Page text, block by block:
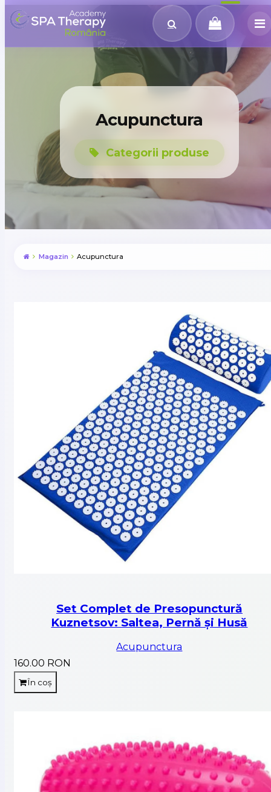
Acupunctura
Categorii produse
Magazin Acupunctura
Set Complet de Presopunctură
Kuznetsov: Saltea, Pernă și Husă
Acupunctura
160.00 RON
În coș